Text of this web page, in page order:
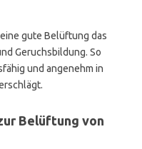
gute Belüftung das
Geruchsbildung. So
und angenehm in
Belüftung von